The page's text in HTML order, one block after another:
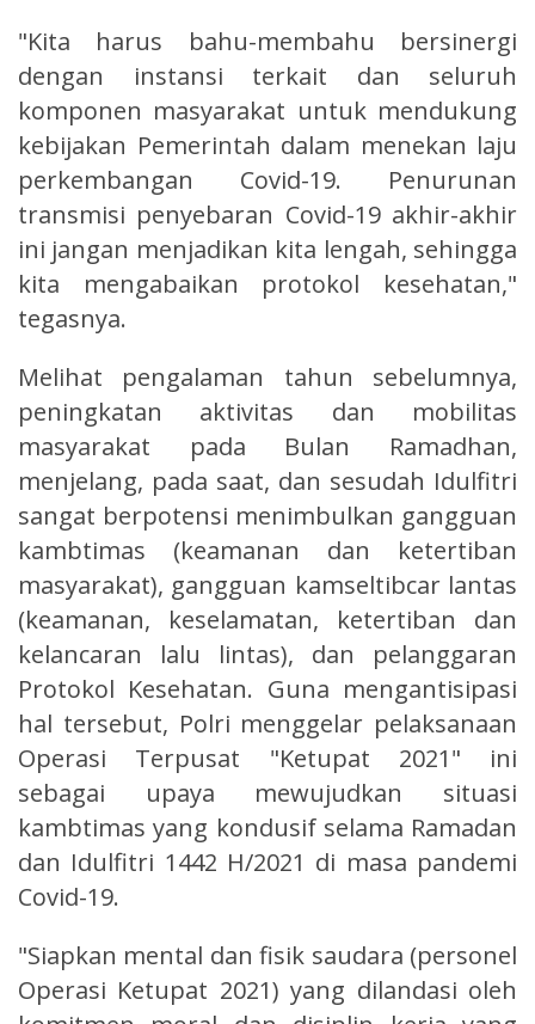
"Kita harus bahu-membahu bersinergi
dengan instansi terkait dan seluruh
komponen masyarakat untuk mendukung
kebijakan Pemerintah dalam menekan laju
perkembangan Covid-19. Penurunan
transmisi penyebaran Covid-19 akhir-akhir
ini jangan menjadikan kita lengah, sehingga
kita mengabaikan protokol kesehatan,"
tegasnya.
Melihat pengalaman tahun sebelumnya,
peningkatan aktivitas dan mobilitas
masyarakat pada Bulan Ramadhan,
menjelang, pada saat, dan sesudah Idulfitri
sangat berpotensi menimbulkan gangguan
kambtimas (keamanan dan ketertiban
masyarakat), gangguan kamseltibcar lantas
(keamanan, keselamatan, ketertiban dan
kelancaran lalu lintas), dan pelanggaran
Protokol Kesehatan. Guna mengantisipasi
hal tersebut, Polri menggelar pelaksanaan
Operasi Terpusat "Ketupat 2021" ini
sebagai upaya mewujudkan situasi
kambtimas yang kondusif selama Ramadan
dan Idulfitri 1442 H/2021 di masa pandemi
Covid-19.
"Siapkan mental dan fisik saudara (personel
Operasi Ketupat 2021) yang dilandasi oleh